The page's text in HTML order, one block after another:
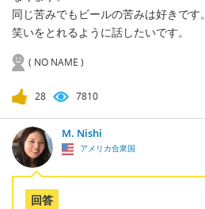
同じ苦みでもビールの苦みは好きです。
笑いをとれるように話したいです。
( NO NAME )
28 7810
M. Nishi
アメリカ合衆国
回答